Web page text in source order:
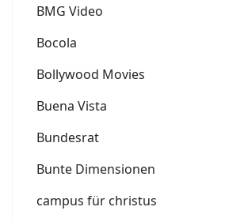
BMG Video
Bocola
Bollywood Movies
Buena Vista
Bundesrat
Bunte Dimensionen
campus für christus